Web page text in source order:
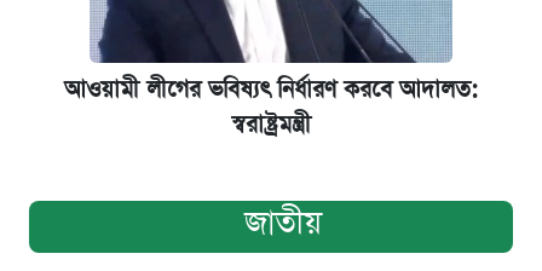
আওয়ামী লীগের ভবিষ্যৎ নির্ধারণ করবে আদালত:
স্বরাষ্ট্রমন্ত্রী
জাতীয়